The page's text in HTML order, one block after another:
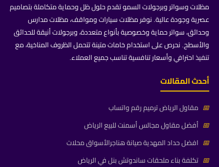
مظلات وسواتر وبرجولات السمو تقدم حلول ظل وحماية متكاملة بتصاميم
عصرية وجودة عالية. نوفر مظلات سيارات ومواقف، مظلات مدارس
وحدائق، سواتر حماية وخصوصية بأنواع متعددة، وبرجولات أنيقة للحدائق
والأسطح. نحرص على استخدام خامات متينة تتحمل الظروف المناخية، مع
تنفيذ احترافي وأسعار تنافسية تناسب جميع العملاء.
أحدث المقالات
📅 مقاول الرياض ترميم رقم واتساب
📅 أفضل مقاول مجالس أسمنت للبيع الرياض
📅 افضل حداد المهدية صيانة هناجرالأسواق محلات
📅 تكلفة بناء ملحقات ساندوتش بنل في الرياض